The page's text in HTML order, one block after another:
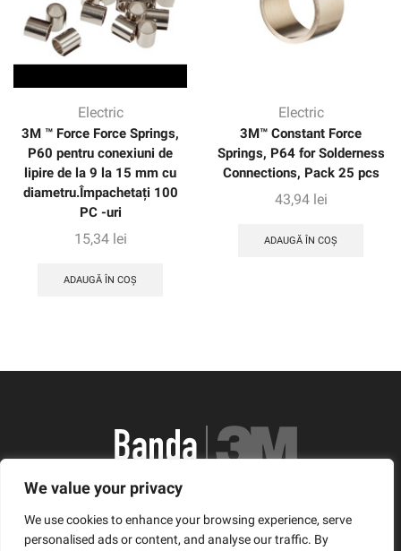
We value your privacy
We use cookies to enhance your browsing experience, serve
personalised ads or content, and analyse our traffic. By
Electric
3M ™ Force Force Springs,
P60 pentru conexiuni de
lipire de la 9 la 15 mm cu
diametru.Împachetați 100
PC -uri
15,34 lei
ADAUGĂ ÎN COȘ
Electric
3M™ Constant Force
Springs, P64 for Solderness
Connections, Pack 25 pcs
43,94 lei
ADAUGĂ ÎN COȘ
România, Arad, Calea Timisorii, Nr. 11
© Copyright 2021 | Banda3M.ro